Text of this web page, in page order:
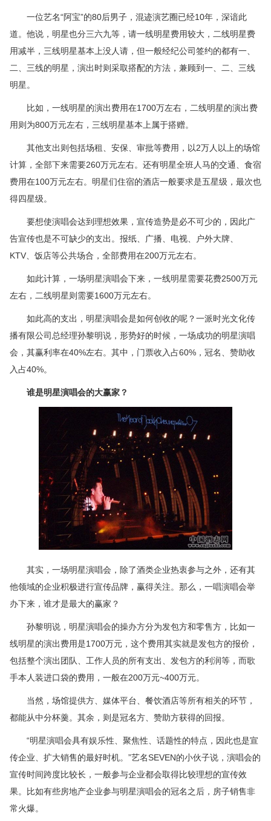
一位艺名“阿宝”的80后男子，混迹演艺圈已经10年，深谙此
道。他说，明星也分三六九等，请一线明星费用较大，二线明星费
用减半，三线明星基本上没人请，但一般经纪公司签约的都有一、
二、三线的明星，演出时则采取搭配的方法，兼顾到一、二、三线
明星。
比如，一线明星的演出费用在1700万左右，二线明星的演出费
用则为800万元左右，三线明星基本上属于搭赠。
其他支出则包括场租、安保、审批等费用，以2万人以上的场馆
计算，全部下来需要260万元左右。还有明星全班人马的交通、食宿
费用在100万元左右。明星们住宿的酒店一般要求是五星级，最次也
得四星级。
要想使演唱会达到理想效果，宣传造势是必不可少的，因此广
告宣传也是不可缺少的支出。报纸、广播、电视、户外大牌、
KTV、饭店等公共场合，全部费用在200万元左右。
如此计算，一场明星演唱会下来，一线明星需要花费2500万元
左右，二线明星则需要1600万元左右。
如此高的支出，明星演唱会是如何创收的呢？一派时光文化传
播有限公司总经理孙黎明说，形势好的时候，一场成功的明星演唱
会，其赢利率在40%左右。其中，门票收入占60%，冠名、赞助收
入占40%。
谁是明星演唱会的大赢家？
其实，一场明星演唱会，除了酒类企业热衷参与之外，还有其
他领域的企业积极进行宣传品牌，赢得关注。那么，一唱演唱会举
办下来，谁才是最大的赢家？
孙黎明说，明星演唱会的操办方分为发包方和零售方，比如一
线明星的演出费用是1700万元，这个费用其实就是发包方的报价，
包括整个演出团队、工作人员的所有支出、发包方的利润等，而歌
手本人装进口袋的费用，一般在200万元~400万元。
当然，场馆提供方、媒体平台、餐饮酒店等所有相关的环节，
都能从中分杯羹。其余，则是冠名方、赞助方获得的回报。
“明星演唱会具有娱乐性、聚焦性、话题性的特点，因此也是宣
传企业、扩大销售的最好时机。”艺名SEVEN的小伙子说，演唱会的
宣传时间跨度比较长，一般参与企业都会取得比较理想的宣传效
果。比如有些房地产企业参与明星演唱会的冠名之后，房子销售非
常火爆。